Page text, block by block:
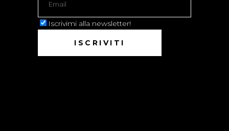
Iscrivimi alla newsletter!